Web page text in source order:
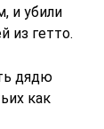
и убили
из гетто.
дядю
как